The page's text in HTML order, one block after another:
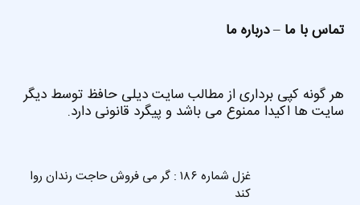
تماس با ما –درباره ما
هر گونه کپی برداری از مطالب سایت دیلی حافظ توسط دیگر
سایت ها اکیدا ممنوع می باشد و پیگرد قانونی دارد.
غزل شماره ۱۸۶ : گر می فروش حاجت رندان روا
کند